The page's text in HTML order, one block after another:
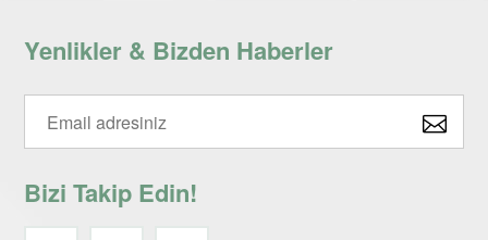
Yenlikler & Bizden Haberler
Bizi Takip Edin!